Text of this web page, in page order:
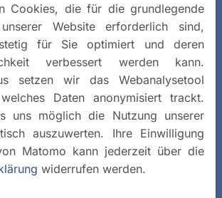
Cookies, die für die grundlegende
unserer Website erforderlich sind,
für Sie optimiert und deren
verbessert werden kann.
setzen wir das Webanalysetool
Daten anonymisiert trackt.
uns möglich die Nutzung unserer
auszuwerten. Ihre Einwilligung
Matomo kann jederzeit über die
widerrufen werden.